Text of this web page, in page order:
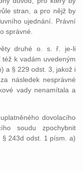
stran, a pro nějž by
ujednání. Právní
správné.
druhé o. s. ř. je-li
k vadám uvedeným
a § 229 odst. 3, jakož i
následek nesprávné
vady nenamítala a
dovolacího
soudu zpochybnit
243d odst. 1 písm. a)